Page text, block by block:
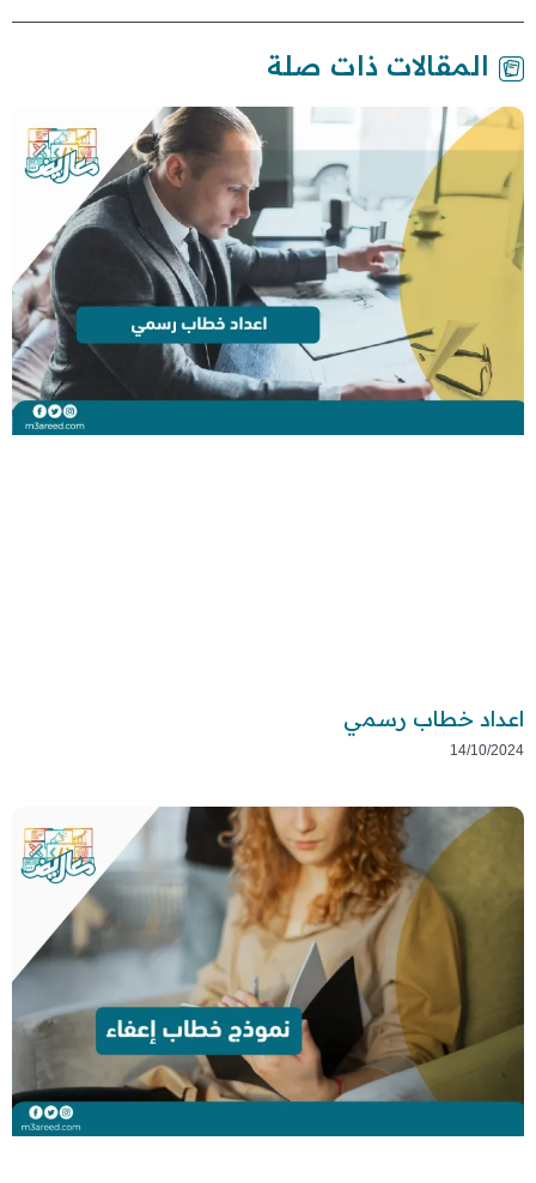
المقالات ذات صلة
اعداد خطاب رسمي
14/10/2024